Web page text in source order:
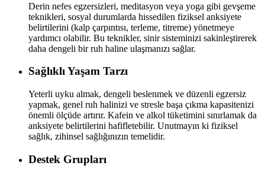
Derin nefes egzersizleri, meditasyon veya yoga gibi gevşeme
teknikleri, sosyal durumlarda hissedilen fiziksel anksiyete
belirtilerini (kalp çarpıntısı, terleme, titreme) yönetmeye
yardımcı olabilir. Bu teknikler, sinir sisteminizi sakinleştirerek
daha dengeli bir ruh haline ulaşmanızı sağlar.
Sağlıklı Yaşam Tarzı
Yeterli uyku almak, dengeli beslenmek ve düzenli egzersiz
yapmak, genel ruh halinizi ve stresle başa çıkma kapasitenizi
önemli ölçüde artırır. Kafein ve alkol tüketimini sınırlamak da
anksiyete belirtilerini hafifletebilir. Unutmayın ki fiziksel
sağlık, zihinsel sağlığınızın temelidir.
Destek Grupları